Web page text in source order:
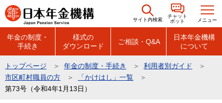
こ
の
の
先
サイト内検索
チャット
ボット
メニュー
年金の制度・
手続き
様式の
ダウンロード
ご相談・Q&A
日本年金機構
について
トップページ 年金の制度・手続き
利用者別ガイド
市区町村職員の方
「かけはし」一覧
第73号（令和4年1月13日）